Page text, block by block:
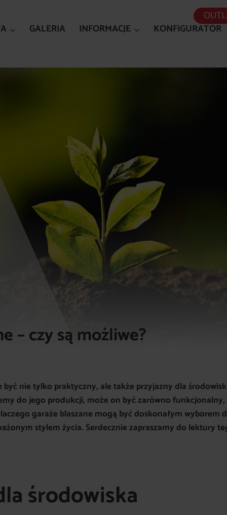
GALERIA INFORMACJE KONFIGURATOR
– czy są możliwe?
nie tylko praktyczny, ale także przyjazny dla
do jego produkcji, może on być zarówno
garaże blaszane mogą być doskonałym wyborem
stylem życia. Serdecznie zapraszamy do lektury
środowiska